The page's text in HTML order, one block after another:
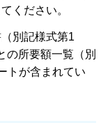
ください。
別記様式第1
の所要額一覧（別
トが含まれてい